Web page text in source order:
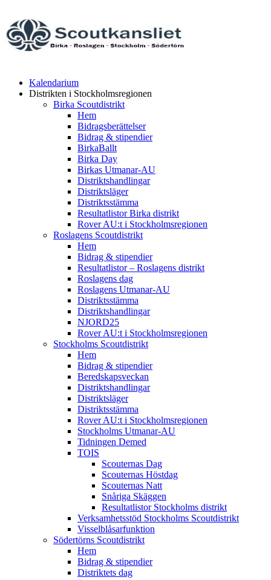
Kalendarium
Distrikten i Stockholmsregionen
Birka Scoutdistrikt
Hem
Bidragsberättelser
Bidrag & stipendier
BirkaBallt
Birka Day
Birkas Utmanar-AU
Distriktshandlingar
Distriktsläger
Distriktsstämma
Resultatlistor Birka distrikt
Rover AU:t i Stockholmsregionen
Roslagens Scoutdistrikt
Hem
Bidrag & stipendier
Resultatlistor – Roslagens distrikt
Roslagens dag
Roslagens Utmanar-AU
Distriktsstämma
Distriktshandlingar
NJORD25
Rover AU:t i Stockholmsregionen
Stockholms Scoutdistrikt
Hem
Bidrag & stipendier
Beredskapsveckan
Distriktshandlingar
Distriktsläger
Distriktsstämma
Rover AU:t i Stockholmsregionen
Stockholms Utmanar-AU
Tidningen Demed
TOIS
Scouternas Dag
Scouternas Höstdag
Scouternas Natt
Snåriga Skäggen
Resultatlistor Stockholms distrikt
Verksamhetsstöd Stockholms Scoutdistrikt
Visselblåsarfunktion
Södertörns Scoutdistrikt
Hem
Bidrag & stipendier
Distriktets dag